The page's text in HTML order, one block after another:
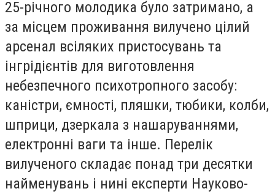
25-річного молодика було затримано, а
за місцем проживання вилучено цілий
арсенал всіляких пристосувань та
інгрідієнтів для виготовлення
небезпечного психотропного засобу:
каністри, ємності, пляшки, тюбики, колби,
шприци, дзеркала з нашаруваннями,
електронні ваги та інше. Перелік
вилученого складає понад три десятки
найменувань і нині експерти Науково-